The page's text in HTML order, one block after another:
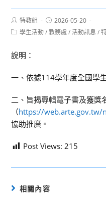
Post
author:
特教組
Post
published:
2026-05-20
Post學生活動 / 教務處 / 活動訊息 /
說明：
一、依據114學年度全國學
二、旨揭專輯電子書及獲獎
（https://web.arte.gov.tw/
協助推廣。
Post Views: 215
相關內容